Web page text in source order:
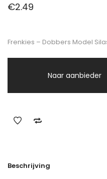
€2.49
Frenkies – Dobbers Model
Naar aanbieder
Beschrijving